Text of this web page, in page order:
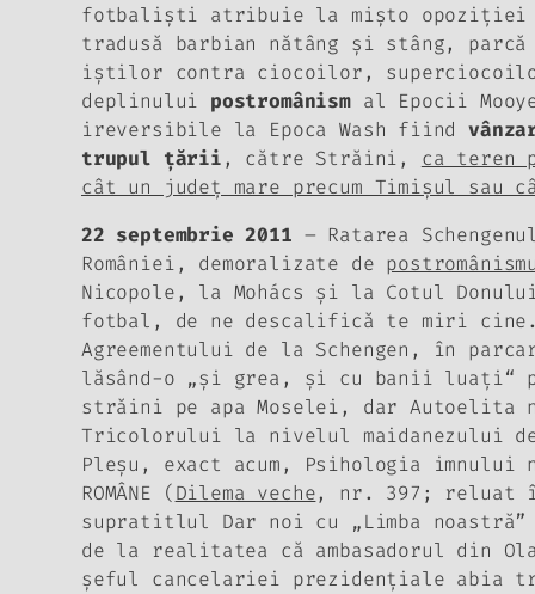
fotbalişti atribuie la mişto opoziţiei
tradusă barbian nătâng şi stâng, parcă
iştilor contra ciocoilor,
deplinului postromânismal Epocii
ireversibile la Epoca Wash fiind
trupul ţării, către Străini, ca teren
cât un judeţ mare precum Timişul sau
22 septembrie 2011 – Ratarea
României, demoralizate de
Nicopole, la Mohács şi la Cotul
fotbal, de ne descalifică te miri cine.
Agreementului de la Schengen, în
lăsând-o „şi grea, şi cu banii
străini pe apa Moselei, dar Autoelita
Tricolorului la nivelul maidanezului
Pleşu, exact acum,
Psihologia imnului
ROMÂNE (Dilema veche, nr. 397; reluat
supratitlul Dar noi cu „Limba noastră”
de la realitatea că ambasadorul din
şeful cancelariei prezidenţiale